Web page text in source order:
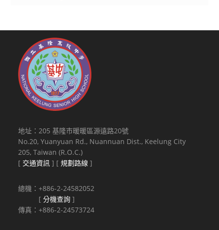
地址：205 基隆市暖暖區源遠路20號
No.20, Yuanyuan Rd., Nuannuan Dist., Keelung City
205, Taiwan (R.O.C.)
[ 交通資訊 ] [規劃路線 ]
總機：+886-2-24582052
[分機查詢 ]
傳真：+886-2-24573724